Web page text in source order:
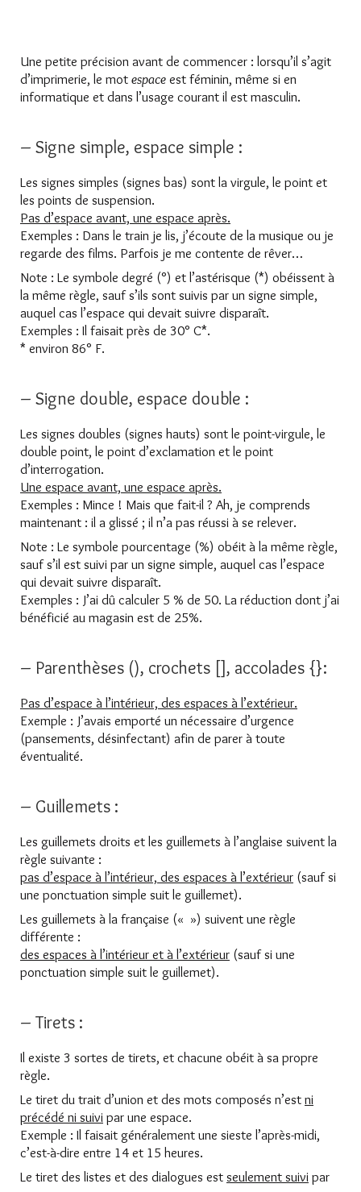
Une petite précision avant de commencer : lorsqu’il s’agit
d’imprimerie, le mot espace est féminin, même si en
informatique et dans l’usage courant il est masculin.
– Signe simple, espace simple :
Les signes simples (signes bas) sont la virgule, le point et
les points de suspension.
Pas d’espace avant, une espace après.
Exemples : Dans le train je lis, j’écoute de la musique ou je
regarde des films. Parfois je me contente de rêver…
Note : Le symbole degré (°) et l’astérisque (*) obéissent à
la même règle, sauf s’ils sont suivis par un signe simple,
auquel cas l’espace qui devait suivre disparaît.
Exemples : Il faisait près de 30° C*.
* environ 86° F.
– Signe double, espace double :
Les signes doubles (signes hauts) sont le point-virgule, le
double point, le point d’exclamation et le point
d’interrogation.
Une espace avant, une espace après.
Exemples : Mince ! Mais que fait-il ? Ah, je comprends
maintenant : il a glissé ; il n’a pas réussi à se relever.
Note : Le symbole pourcentage (%) obéit à la même règle,
sauf s’il est suivi par un signe simple, auquel cas l’espace
qui devait suivre disparaît.
Exemples : J’ai dû calculer 5 % de 50. La réduction dont j’ai
bénéficié au magasin est de 25%.
– Parenthèses (), crochets [], accolades {}:
Pas d’espace à l’intérieur, des espaces à l’extérieur.
Exemple : J’avais emporté un nécessaire d’urgence
(pansements, désinfectant) afin de parer à toute
éventualité.
– Guillemets :
Les guillemets droits et les guillemets à l’anglaise suivent la
règle suivante :
pas d’espace à l’intérieur, des espaces à l’extérieur (sauf si
une ponctuation simple suit le guillemet).
Les guillemets à la française (« ») suivent une règle
différente :
des espaces à l’intérieur et à l’extérieur (sauf si une
ponctuation simple suit le guillemet).
– Tirets :
Il existe 3 sortes de tirets, et chacune obéit à sa propre
règle.
Le tiret du trait d’union et des mots composés n’est ni
précédé ni suivi par une espace.
Exemple : Il faisait généralement une sieste l’après-midi,
c’est-à-dire entre 14 et 15 heures.
Le tiret des listes et des dialogues est seulement suivi par